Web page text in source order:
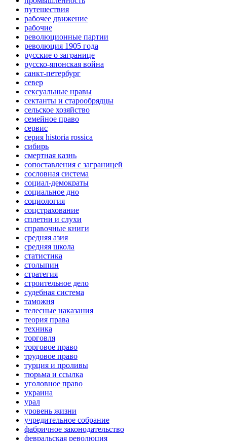
путешествия
рабочее движение
рабочие
революционные партии
революция 1905 года
русские о загранице
русско-японская война
санкт-петербург
север
сексуальные нравы
сектанты и старообрядцы
сельское хозяйство
семейное право
сервис
серия historia rossica
сибирь
смертная казнь
сопоставления с заграницей
сословная система
социал-демократы
социальное дно
социология
соцстрахование
сплетни и слухи
справочные книги
средняя азия
средняя школа
статистика
столыпин
стратегия
строительное дело
судебная система
таможня
телесные наказания
теория права
техника
торговля
торговое право
трудовое право
турция и проливы
тюрьма и ссылка
уголовное право
украина
урал
уровень жизни
учредительное собрание
фабричное законодательство
февральская революция